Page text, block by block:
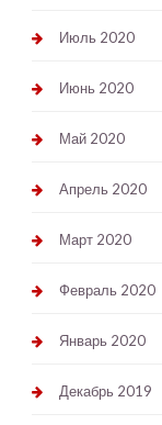
Июль 2020
Июнь 2020
Май 2020
Апрель 2020
Март 2020
Февраль 2020
Январь 2020
Декабрь 2019